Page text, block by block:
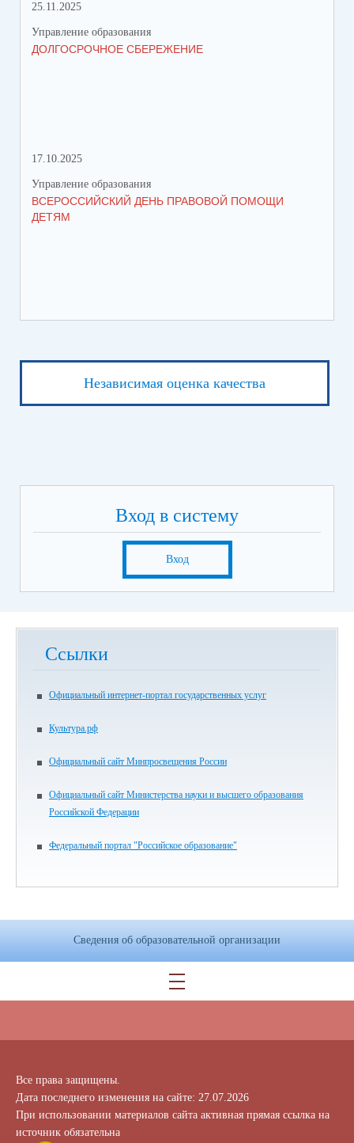
25.11.2025
Управление образования
ДОЛГОСРОЧНОЕ СБЕРЕЖЕНИЕ
17.10.2025
Управление образования
ВСЕРОССИЙСКИЙ ДЕНЬ ПРАВОВОЙ ПОМОЩИ
ДЕТЯМ
Независимая оценка качества
Вход в систему
Вход
Ссылки
Официальный интернет-портал государственных услуг
Культура.рф
Официальный сайт Минпросвещения России
Официальный сайт Министерства науки и высшего образования
Российской Федерации
Федеральный портал "Российское образование"
Сведения об образовательной организации
Все права защищены.
Дата последнего изменения на сайте: 27.07.2026
При использовании материалов сайта активная прямая ссылка на
источник обязательна